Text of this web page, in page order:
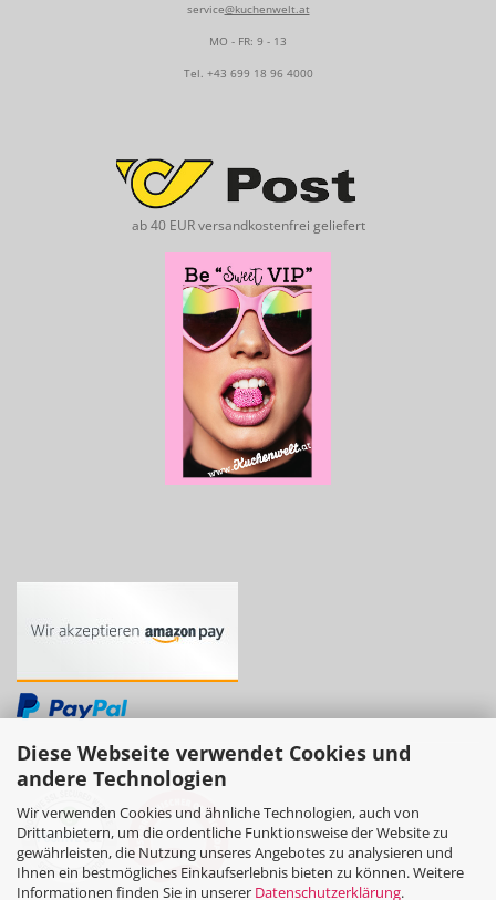
Diese Webseite verwendet Cookies und
andere Technologien
Wir verwenden Cookies und ähnliche Technologien, auch von
Drittanbietern, um die ordentliche Funktionsweise der Website zu
gewährleisten, die Nutzung unseres Angebotes zu analysieren und
Ihnen ein bestmögliches Einkaufserlebnis bieten zu können. Weitere
Informationen finden Sie in unserer Datenschutzerklärung.
service@kuchenwelt.at
MO - FR: 9 - 13
Tel. +43 699 18 96 4000
ab 40 EUR versandkostenfrei geliefert